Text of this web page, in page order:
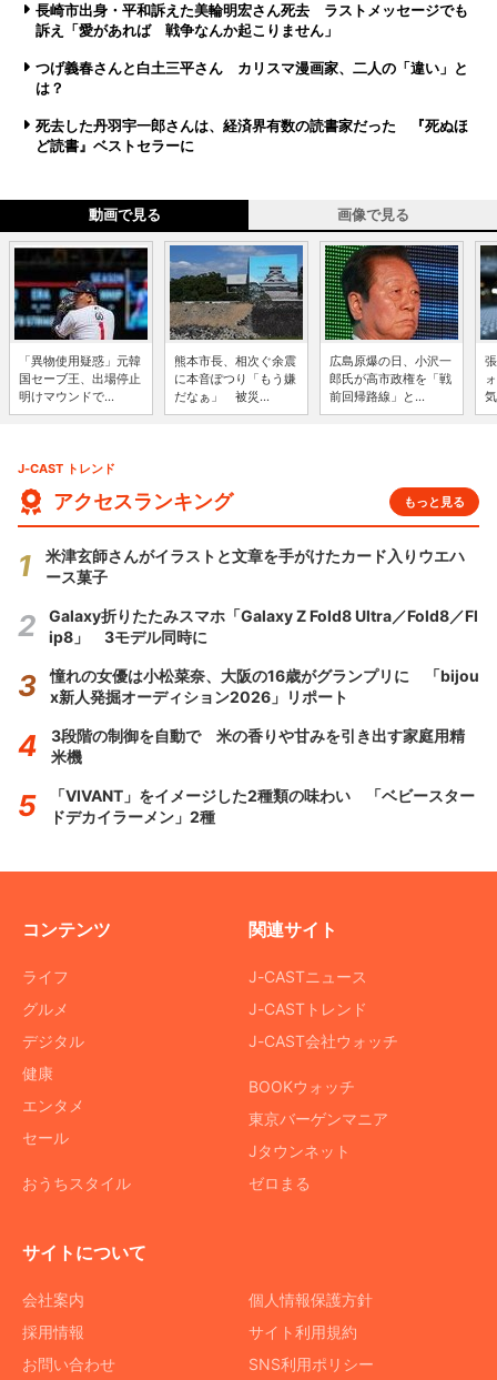
長崎市出身・平和訴えた美輪明宏さん死去 ラストメッセージでも
訴え「愛があれば 戦争なんか起こりません」
つげ義春さんと白土三平さん カリスマ漫画家、二人の「違い」と
は？
死去した丹羽宇一郎さんは、経済界有数の読書家だった 『死ぬほ
ど読書』ベストセラーに
動画で見る 画像で見る
「異物使用疑惑」元韓
国セーブ王、出場停止
明けマウンドで...
熊本市長、相次ぐ余震
に本音ぽつり「もう嫌
だなぁ」 被災...
広島原爆の日、小沢一
郎氏が高市政権を「戦
前回帰路線」と...
J-CAST トレンド
アクセスランキング もっと見る
米津玄師さんがイラストと文章を手がけたカード入りウエハ
ース菓子
Galaxy折りたたみスマホ「Galaxy Z Fold8 Ultra／Fold8／Fl
ip8」 3モデル同時に
憧れの女優は小松菜奈、大阪の16歳がグランプリに 「bijou
x新人発掘オーディション2026」リポート
3段階の制御を自動で 米の香りや甘みを引き出す家庭用精
米機
「VIVANT」をイメージした2種類の味わい 「ベビースター
ドデカイラーメン」2種
コンテンツ
ライフ
グルメ
デジタル
健康
エンタメ
セール
おうちスタイル
関連サイト
J-CASTニュース
J-CASTトレンド
J-CAST会社ウォッチ
BOOKウォッチ
東京バーゲンマニア
Jタウンネット
ゼロまる
サイトについて
会社案内
採用情報
お問い合わせ
個人情報保護方針
サイト利用規約
SNS利用ポリシー